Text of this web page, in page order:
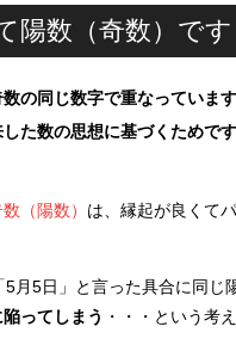
陽数（奇数）です
の同じ数字で重なっています
た数の思想に基づくためです
（陽数） は、縁起が良くて
月5日」と言った具合に同じ
ってしまう ・・・という考